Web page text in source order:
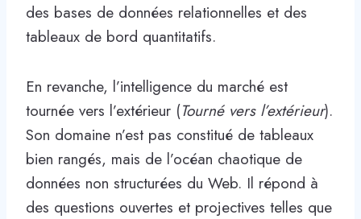
des bases de données relationnelles et des
tableaux de bord quantitatifs.
En revanche, l’intelligence du marché est
tournée vers l’extérieur (Tourné vers l’extérieur).
Son domaine n’est pas constitué de tableaux
bien rangés, mais de l’océan chaotique de
données non structurées du Web. Il répond à
des questions ouvertes et projectives telles que